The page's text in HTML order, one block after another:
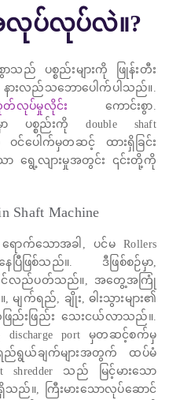
ပ်လုပ်လဲ။?
ာသည် ပစ္စည်းများကို ဖြုန်းတီး
ားလည်သဘောပေါက်ပါသည်။.
တ်လုပ်မှုလိုင်း ကောင်းစွာ.
ပစ္စည်းကို double shaft
ဝင်ပေါက်မှတဆင့် ထားရှိခြင်း
ရွေ့လျားမှုအတွင်း ၎င်းတို့ကို
ောက်သောအခါ, ပင်မ Rollers
ဖြစ်သည်။. ဒီဖြစ်စဉ်မှာ,
တင်လည်ပတ်သည်။, အတွေ့အကြုံ
က်ရည်, ချိုး, ဓါးသွားများ၏
ည်းဖြည်း သေးငယ်လာသည်။.
discharge port မှတဆင့်စက်မှ
ရွယ်ချက်များအတွက် ထပ်မံ
သည် မြင့်မားသော
ရှိသည်။, ကြီးမားသောလုပ်ဆောင်